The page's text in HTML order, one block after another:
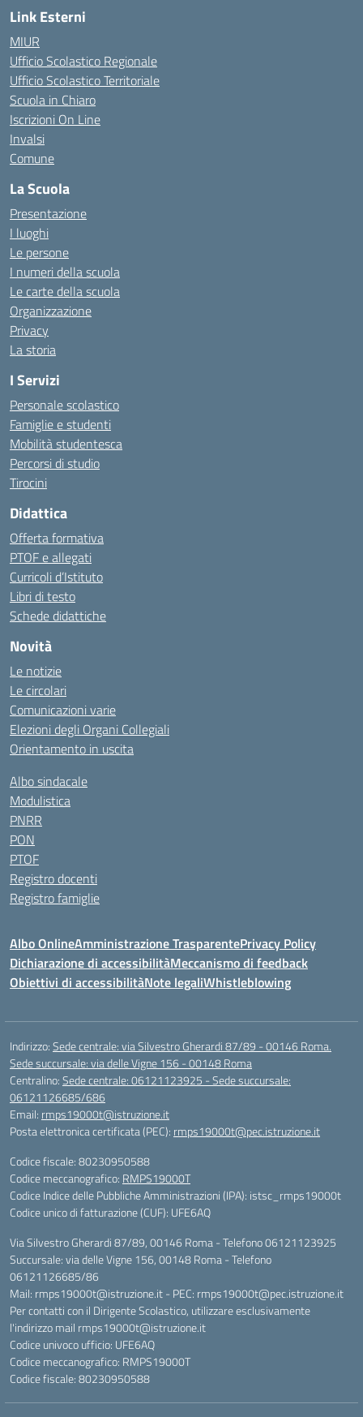
Link Esterni
MIUR
Ufficio Scolastico Regionale
Ufficio Scolastico Territoriale
Scuola in Chiaro
Iscrizioni On Line
Invalsi
Comune
La Scuola
Presentazione
I luoghi
Le persone
I numeri della scuola
Le carte della scuola
Organizzazione
Privacy
La storia
I Servizi
Personale scolastico
Famiglie e studenti
Mobilità studentesca
Percorsi di studio
Tirocini
Didattica
Offerta formativa
PTOF e allegati
Curricoli d’Istituto
Libri di testo
Schede didattiche
Novità
Le notizie
Le circolari
Comunicazioni varie
Elezioni degli Organi Collegiali
Orientamento in uscita
Albo sindacale
Modulistica
PNRR
PON
PTOF
Registro docenti
Registro famiglie
Albo OnlineAmministrazione TrasparentePrivacy Policy
Dichiarazione di accessibilitàMeccanismo di feedback
Obiettivi di accessibilitàNote legaliWhistleblowing
Indirizzo:Sede centrale: via Silvestro Gherardi 87/89 - 00146 Roma.
Sede succursale: via delle Vigne 156 - 00148 Roma
Centralino:Sede centrale: 06121123925 - Sede succursale:
06121126685/686
Email: rmps19000t@istruzione.it
Posta elettronica certificata (PEC): rmps19000t@pec.istruzione.it
Codice fiscale: 80230950588
Codice meccanografico: RMPS19000T
Codice Indice delle Pubbliche Amministrazioni (IPA): istsc_rmps19000t
Codice unico di fatturazione (CUF): UFE6AQ
Via Silvestro Gherardi 87/89, 00146 Roma - Telefono 06121123925
Succursale: via delle Vigne 156, 00148 Roma - Telefono
06121126685/86
Mail: rmps19000t@istruzione.it - PEC: rmps19000t@pec.istruzione.it
Per contatti con il Dirigente Scolastico, utilizzare esclusivamente
l'indirizzo mail rmps19000t@istruzione.it
Codice univoco ufficio: UFE6AQ
Codice meccanografico: RMPS19000T
Codice fiscale: 80230950588